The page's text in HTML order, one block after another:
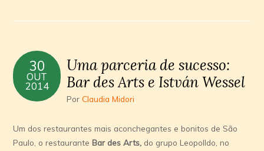
2014:
Funghi
produzido
pelos
do
Instituto
30
OUT
2014
Uma parceria de sucesso:
Bar des Arts e István Wessel
PorClaudia Midori
Um dos restaurantes mais aconchegantes e bonitos de São
Paulo, o restauranteBar des Arts, do grupo Leopolldo, no